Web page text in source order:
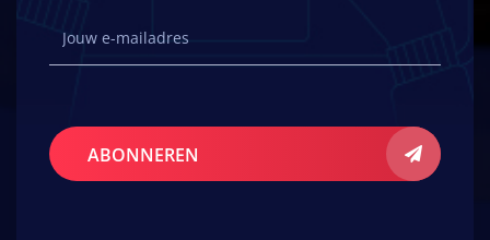
ABONNEREN